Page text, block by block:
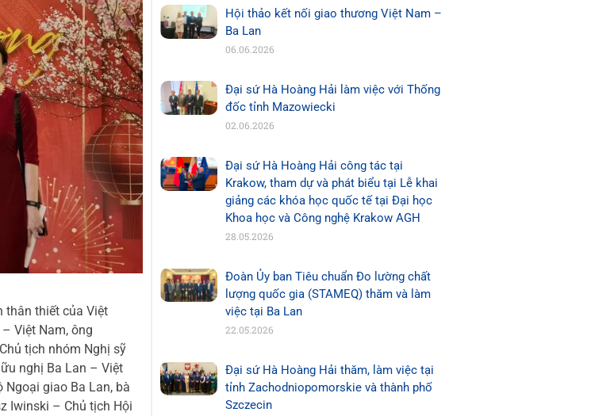
thân thiết của Việt
Việt Nam, ông
tịch nhóm Nghị sỹ
nghị Ba Lan – Việt
giao Ba Lan, bà
Iwinski – Chủ tịch Hội
Hội thảo kết nối giao thương Việt Nam –
Ba Lan
06.06.2026
Đại sứ Hà Hoàng Hải làm việc với Thống
đốc tỉnh Mazowiecki
02.06.2026
Đại sứ Hà Hoàng Hải công tác tại
Krakow, tham dự và phát biểu tại Lễ khai
giảng các khóa học quốc tế tại Đại học
Khoa học và Công nghệ Krakow AGH
28.05.2026
Đoàn Ủy ban Tiêu chuẩn Đo lường chất
lượng quốc gia (STAMEQ) thăm và làm
việc tại Ba Lan
22.05.2026
Đại sứ Hà Hoàng Hải thăm, làm việc tại
tỉnh Zachodniopomorskie và thành phố
Szczecin